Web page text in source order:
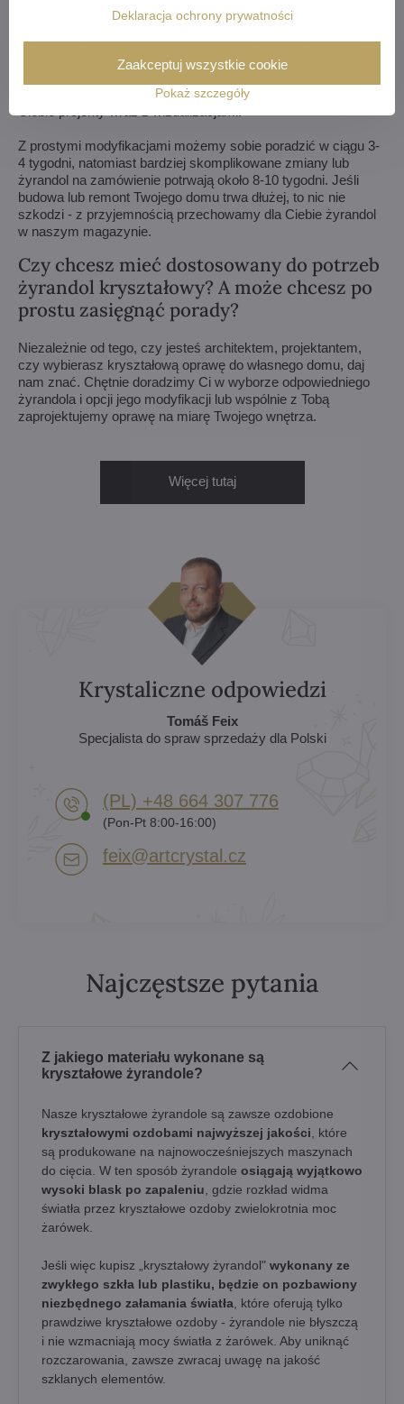
Jeśli nie udało Ci się wybrać żyrandola z naszej oferty,
wykonamy dla Ciebie kompletnie niestandardowy produkt.
Wystarczy rysunek lub nawet obrazek/zdjęcie, jak
wyobrażasz sobie swój wymarzony żyrandol. Ocenimy
możliwości produkcyjne i w ciągu tygodnia prześlemy do
Z prostymi modyfikacjami możemy sobie poradzić w ciągu 3-
4 tygodni, natomiast bardziej skomplikowane zmiany lub
żyrandol na zamówienie potrwają około 8-10 tygodni. Jeśli
budowa lub remont Twojego domu trwa dłużej, to nic nie
szkodzi - z przyjemnością przechowamy dla Ciebie żyrandol
w naszym magazynie.
Czy chcesz mieć dostosowany do potrzeb
żyrandol kryształowy? A może chcesz po
prostu zasięgnąć porady?
Niezależnie od tego, czy jesteś architektem, projektantem,
czy wybierasz kryształową oprawę do własnego domu, daj
nam znać. Chętnie doradzimy Ci w wyborze odpowiedniego
żyrandola i opcji jego modyfikacji lub wspólnie z Tobą
zaprojektujemy oprawę na miarę Twojego wnętrza.
Więcej tutaj
Krystaliczne odpowiedzi
Tomáš Feix
Specjalista do spraw sprzedaży dla Polski
(PL) +48 664 307 776
(Pon-Pt 8:00-16:00)
feix​@artcrystal​.cz
Najczęstsze pytania
Z jakiego materiału wykonane są
kryształowe żyrandole?
Nasze kryształowe żyrandole są zawsze ozdobione
kryształowymi ozdobami najwyższej jakości , które
są produkowane na najnowocześniejszych maszynach
do cięcia. W ten sposób żyrandole osiągają wyjątkowo
wysoki blask po zapaleniu , gdzie rozkład widma
światła przez kryształowe ozdoby zwielokrotnia moc
żarówek.
Jeśli więc kupisz „kryształowy żyrandol" wykonany ze
zwykłego szkła lub plastiku, będzie on pozbawiony
niezbędnego załamania światła , które oferują tylko
prawdziwe kryształowe ozdoby - żyrandole nie błyszczą
i nie wzmacniają mocy światła z żarówek. Aby uniknąć
rozczarowania, zawsze zwracaj uwagę na jakość
szklanych elementów.
Deklaracja ochrony prywatności
Pokaż szczegóły
Zaakceptuj wszystkie cookie